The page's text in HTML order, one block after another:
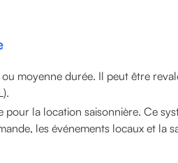
moyenne durée. Il peut être
pour la location saisonnière. Ce
les événements locaux et la